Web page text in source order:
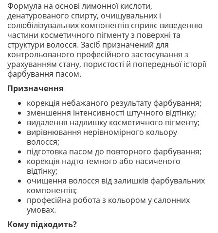
Формула на основі лимонної кислоти,
денатурованого спирту, очищувальних і
солюбілізувальних компонентів сприяє виведенню
частини косметичного пігменту з поверхні та
структури волосся. Засіб призначений для
контрольованого професійного застосування з
урахуванням стану, пористості й попередньої історії
фарбування пасом.
Призначення
корекція небажаного результату фарбування;
зменшення інтенсивності штучного відтінку;
видалення надлишку косметичного пігменту;
вирівнювання нерівномірного кольору
волосся;
підготовка пасом до повторного фарбування;
корекція надто темного або насиченого
відтінку;
очищення волосся від залишків фарбувальних
компонентів;
професійна робота з кольором у салонних
умовах.
Кому підходить?